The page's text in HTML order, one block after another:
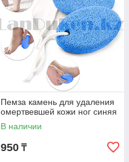
Пемза камень для удаления
омертвевшей кожи ног синяя
В наличии
950 ₸